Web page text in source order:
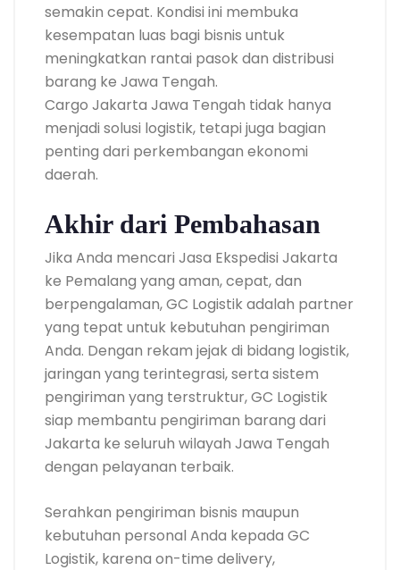
semakin cepat. Kondisi ini membuka
kesempatan luas bagi bisnis untuk
meningkatkan rantai pasok dan distribusi
barang ke Jawa Tengah.
Cargo Jakarta Jawa Tengah tidak hanya
menjadi solusi logistik, tetapi juga bagian
penting dari perkembangan ekonomi
daerah.
Akhir dari Pembahasan
Jika Anda mencari Jasa Ekspedisi Jakarta
ke Pemalang yang aman, cepat, dan
berpengalaman, GC Logistik adalah partner
yang tepat untuk kebutuhan pengiriman
Anda. Dengan rekam jejak di bidang logistik,
jaringan yang terintegrasi, serta sistem
pengiriman yang terstruktur, GC Logistik
siap membantu pengiriman barang dari
Jakarta ke seluruh wilayah Jawa Tengah
dengan pelayanan terbaik.
Serahkan pengiriman bisnis maupun
kebutuhan personal Anda kepada GC
Logistik, karena on-time delivery,